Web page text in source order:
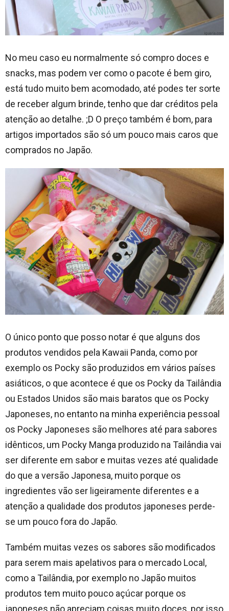
No meu caso eu normalmente só compro doces e
snacks, mas podem ver como o pacote é bem giro,
está tudo muito bem acomodado, até podes ter sorte
de receber algum brinde, tenho que dar créditos pela
atenção ao detalhe. ;D O preço também é bom, para
artigos importados são só um pouco mais caros que
comprados no Japão.
O único ponto que posso notar é que alguns dos
produtos vendidos pela Kawaii Panda, como por
exemplo os Pocky são produzidos em vários países
asiáticos, o que acontece é que os Pocky da Tailândia
ou Estados Unidos são mais baratos que os Pocky
Japoneses, no entanto na minha experiência pessoal
os Pocky Japoneses são melhores até para sabores
idênticos, um Pocky Manga produzido na Tailândia vai
ser diferente em sabor e muitas vezes até qualidade
do que a versão Japonesa, muito porque os
ingredientes vão ser ligeiramente diferentes e a
atenção a qualidade dos produtos japoneses perde-
se um pouco fora do Japão.
Também muitas vezes os sabores são modificados
para serem mais apelativos para o mercado Local,
como a Tailândia, por exemplo no Japão muitos
produtos tem muito pouco açúcar porque os
japoneses não apreciam coisas muito doces, por isso